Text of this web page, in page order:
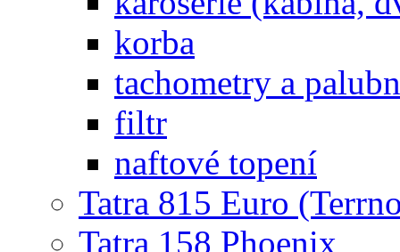
korba
tachometry a
filtr
naftové topení
Tatra 815 Euro
Tatra 158 Phoenix